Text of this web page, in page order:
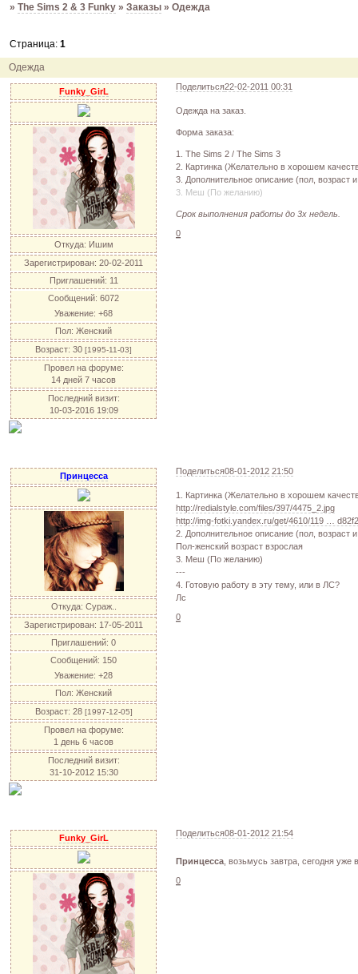
03.10.11
инфо
город из GTA VC в игре TS3
12.04.11
04.04.11
04.04.11
акция акция "Downloads"
»The Sims 2 & 3 Funky »Заказы »Одежда
Одежда
Страница:1
Поделиться22-02-2011 00:31
Funky_GirL
Откуда: Ишим
Зарегистрирован: 20-02-2011
Приглашений: 11
Сообщений: 6072
Уважение: +68
Пол: Женский
Возраст: 30 [1995-11-03]
Провел на форуме:
14 дней 7 часов
Последний визит:
10-03-2016 19:09
Одежда на заказ.
Форма заказа:
1. The Sims 2 / The Sims 3
2. Картинка (Желательно в хорошем
3. Дополнительное описание (пол, возраст
3. Меш (По желанию)
Срок выполнения работы до 3х недель.
0
Поделиться08-01-2012 21:50
Принцесса
Откуда: Сураж..
Зарегистрирован: 17-05-2011
Приглашений: 0
Сообщений: 150
Уважение: +28
Пол: Женский
Возраст: 28 [1997-12-05]
Провел на форуме:
1 день 6 часов
Последний визит:
31-10-2012 15:30
1. Картинка (Желательно в хорошем
http://redialstyle.com/files/397/4475_2.jpg
http://img-fotki.yandex.ru/get/4610/119 …
2. Дополнительное описание (пол, возраст
Пол-женский возраст взрослая
3. Меш (По желанию)
---
4. Готовую работу в эту тему, или в ЛС?
Лс
0
Поделиться08-01-2012 21:54
Funky_GirL
Принцесса , возьмусь завтра, сегодня
0